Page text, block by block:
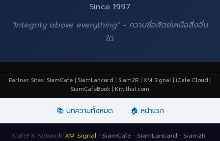
Since 1997
"Integrity above everything" - ความซื่อสัตย์เหนือสิ่งอื่น
ใด
Partner Sites: SiamCafe | SiamLancard | Siam2R | XM Signal | iCafe Cloud |
SiamCafeBook | Kittithat.com
📚 บทความทั้งหมด 🏠 หน้าแรก
iCafeFX Network XM Signal · SiamCafe · SiamLancard · Siam2R ·